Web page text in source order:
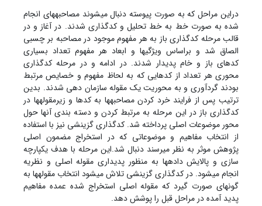
دراین مراحل که به صورت پیوسته دنبال می‏شوند مصاحبه‏های انجام
شده به صورت خط به خط تحلیل و کدگذاری شدند. در آغاز و در
قالب مرحله کدگذاری باز به هر مفهوم موجود در مصاحبه بر چسبی
الصاق شد و براساس ویژگی‏ها و ابعاد هر مفهوم تعداد بسیاری
کدهای باز و خام پدیدار شدند. در ادامه و در مرحله کدگذاری
محوری هر تعداد از کدهایی که به لحاظ مفهوم و خصایص مرتبط
بودند گردآوری و به محوریت یک مقوله سازمان دهی شدند. بدین
ترتیب پس از فرایند خرد کردن مصاحبه‏ها به کدها و زیرمقوله‏ها در
کدگذاری باز در این مرحله به مرتبط کردن و دسته بندی آن‏ها حول
محور موضوعات اصلی پرداخته شد. کدگذاری گزینشی نیز با استفاده
از انتخاب مفاهیم و موضوعاتی که در استخراج مضمون اصلی
پژوهش موثر به نظر می‏رسند دنبال شد.این مرحله با هدف یکپارچه
سازی و پالایش داده‏ها به منظور پدیداری مقوله اصلی و نظریه
انجام می‏شود. در کدگذاری گزینشی تلاش می‏شود انتخاب مقوله‏ها به
گونه‏ای صورت گیرد که مقوله اصلی استخراج شده عمده مفاهیم
پدید آمده در مراحل قبل را پوشش دهد.